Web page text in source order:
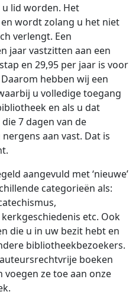
lid worden. Het
wordt zolang u het niet
verlengt. Een
jaar vastzitten aan een
en 29,95 per jaar is voor
hebben wij een
u volledige toegang
en als u dat
7 dagen van de
aan vast. Dat is
aangevuld met ‘nieuwe’
categorieën als:
etc. Ook
die u in uw bezit hebt en
bibliotheekbezoekers.
boeken
voegen ze toe aan onze